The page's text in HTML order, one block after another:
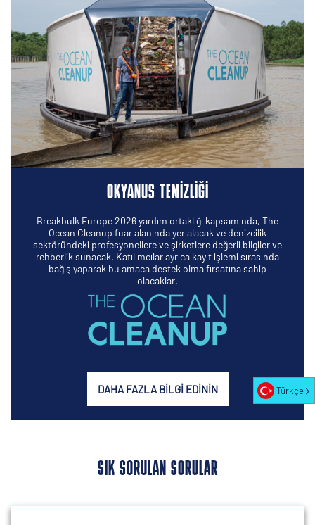
OKYANUS TEMIZLIĞI
Breakbulk Europe 2026 yardım ortaklığı kapsamında, The
Ocean Cleanup fuar alanında yer alacak ve denizcilik
sektöründeki profesyonellere ve şirketlere değerli bilgiler ve
rehberlik sunacak. Katılımcılar ayrıca kayıt işlemi sırasında
bağış yaparak bu amaca destek olma fırsatına sahip
olacaklar.
DAHA FAZLA BILGI EDININ
SIK SORULAN SORULAR
Türkçe